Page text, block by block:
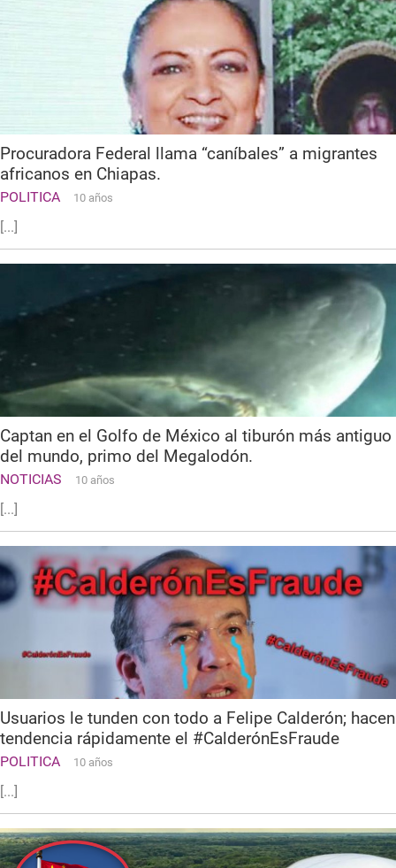
Procuradora Federal llama “caníbales” a migrantes
africanos en Chiapas.
POLITICA 10 años
[...]
Captan en el Golfo de México al tiburón más antiguo
del mundo, primo del Megalodón.
NOTICIAS 10 años
[...]
Usuarios le tunden con todo a Felipe Calderón; hacen
tendencia rápidamente el #CalderónEsFraude
POLITICA 10 años
[...]